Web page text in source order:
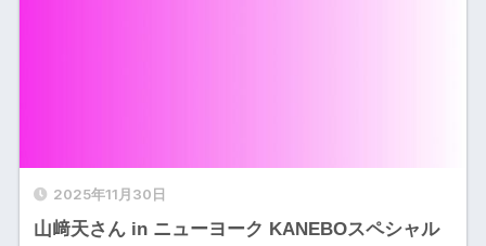
2025年11月30日
山﨑天さん in ニューヨーク KANEBOスペシャル